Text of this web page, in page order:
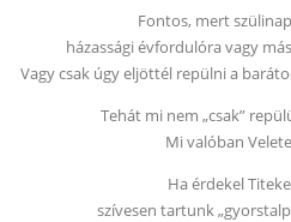
Fontos, mert
házassági évfordulóra vagy
Vagy csak úgy eljöttél repülni a
Tehát mi nem „csak”
Mi valóban
Ha érdekel
szívesen tartunk